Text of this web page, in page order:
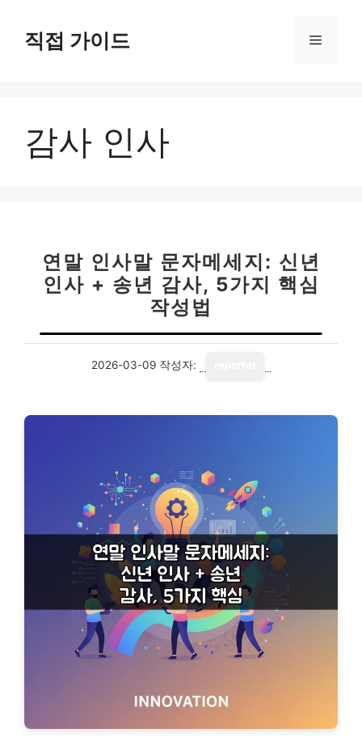
직접 가이드 메
감사 인사
연말 인사말 문자메세지: 신년
인사 + 송년 감사, 5가지 핵심
작성법
2026-03-09 작성자: